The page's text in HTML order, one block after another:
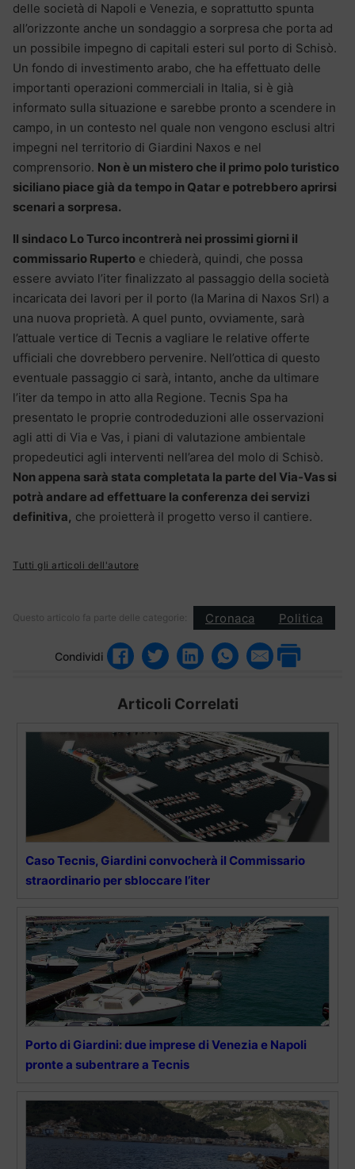
delle società di Napoli e Venezia, e soprattutto spunta
all’orizzonte anche un sondaggio a sorpresa che porta ad
un possibile impegno di capitali esteri sul porto di Schisò.
Un fondo di investimento arabo, che ha effettuato delle
importanti operazioni commerciali in Italia, si è già
informato sulla situazione e sarebbe pronto a scendere in
campo, in un contesto nel quale non vengono esclusi altri
impegni nel territorio di Giardini Naxos e nel
comprensorio. Non è un mistero che il primo polo turistico
siciliano piace già da tempo in Qatar e potrebbero aprirsi
scenari a sorpresa.
Il sindaco Lo Turco incontrerà nei prossimi giorni il
commissario Ruperto e chiederà, quindi, che possa
essere avviato l’iter finalizzato al passaggio della società
incaricata dei lavori per il porto (la Marina di Naxos Srl) a
una nuova proprietà. A quel punto, ovviamente, sarà
l’attuale vertice di Tecnis a vagliare le relative offerte
ufficiali che dovrebbero pervenire. Nell’ottica di questo
eventuale passaggio ci sarà, intanto, anche da ultimare
l’iter da tempo in atto alla Regione. Tecnis Spa ha
presentato le proprie controdeduzioni alle osservazioni
agli atti di Via e Vas, i piani di valutazione ambientale
propedeutici agli interventi nell’area del molo di Schisò.
Non appena sarà stata completata la parte del Via-Vas si
potrà andare ad effettuare la conferenza dei servizi
definitiva, che proietterà il progetto verso il cantiere.
Tutti gli articoli dell'autore
Questo articolo fa parte delle categorie: Cronaca Politica
Condividi
Articoli Correlati
Caso Tecnis, Giardini convocherà il Commissario
straordinario per sbloccare l’iter
Porto di Giardini: due imprese di Venezia e Napoli
pronte a subentrare a Tecnis